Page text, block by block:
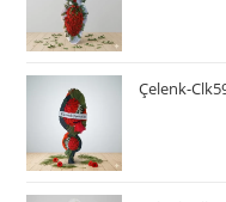
Çelenk-